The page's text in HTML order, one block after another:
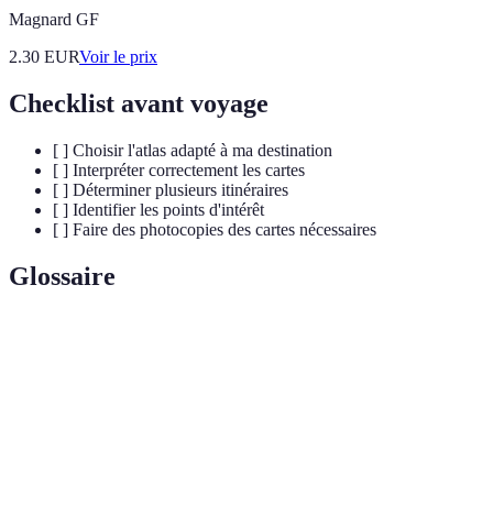
Magnard GF
2.30 EURVoir le prix
Checklist avant voyage
[ ] Choisir l'atlas adapté à ma destination
[ ] Interpréter correctement les cartes
[ ] Déterminer plusieurs itinéraires
[ ] Identifier les points d'intérêt
[ ] Faire des photocopies des cartes nécessaires
Glossaire